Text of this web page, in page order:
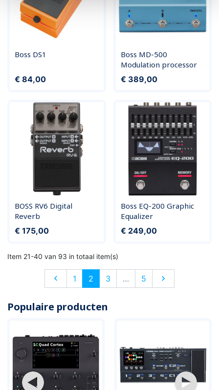
Boss DS1
Prijs
€ 84,00
Boss MD-500
Modulation processor
Prijs
€ 389,00
BOSS RV6 Digital
Reverb
Prijs
€ 175,00
Boss EQ-200 Graphic
Equalizer
Prijs
€ 249,00
Item 21-40 van 93 in totaal item(s)
Vorige
 1 2 3 … 5 Volgende

Populaire producten